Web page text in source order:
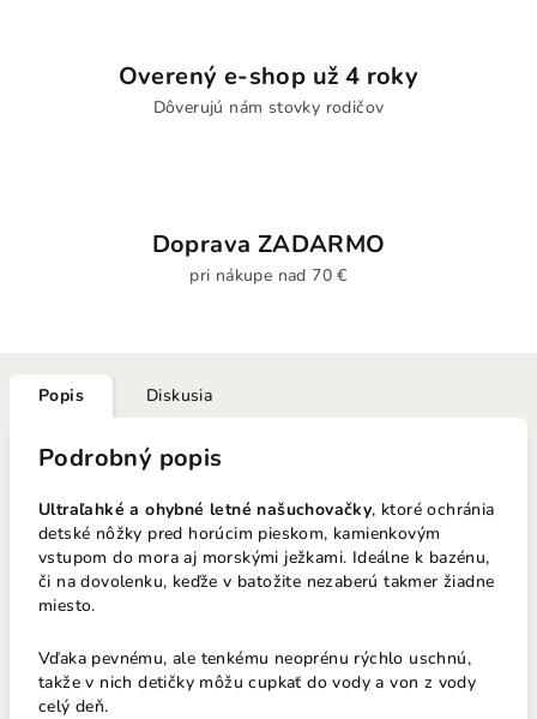
Overený e-shop už 4 roky
Dôverujú nám stovky rodičov
Doprava ZADARMO
pri nákupe nad 70 €
Popis Diskusia
Podrobný popis
Ultraľahké a ohybné letné našuchovačky, ktoré ochránia
detské nôžky pred horúcim pieskom, kamienkovým
vstupom do mora aj morskými ježkami. Ideálne k bazénu,
či na dovolenku, keďže v batožite nezaberú takmer žiadne
miesto.
Vďaka pevnému, ale tenkému neoprénu rýchlo uschnú,
takže v nich detičky môžu cupkať do vody a von z vody
celý deň.